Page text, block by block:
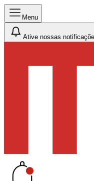
Menu
Ative nossas